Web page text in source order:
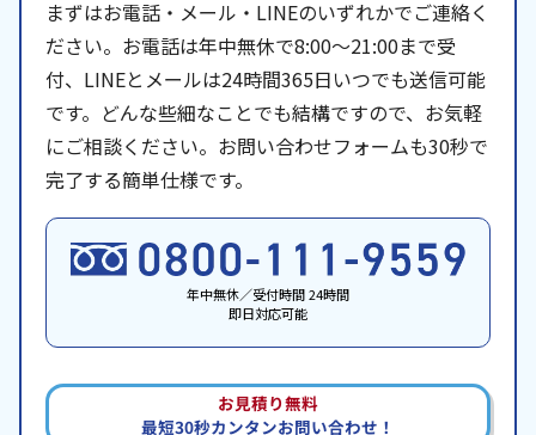
まずはお電話・メール・LINEのいずれかでご連絡く
ださい。お電話は年中無休で8:00〜21:00まで受
付、LINEとメールは24時間365日いつでも送信可能
です。どんな些細なことでも結構ですので、お気軽
にご相談ください。お問い合わせフォームも30秒で
完了する簡単仕様です。
年中無休／受付時間 24時間
即日対応可能
お見積り無料
最短30秒カンタンお問い合わせ！